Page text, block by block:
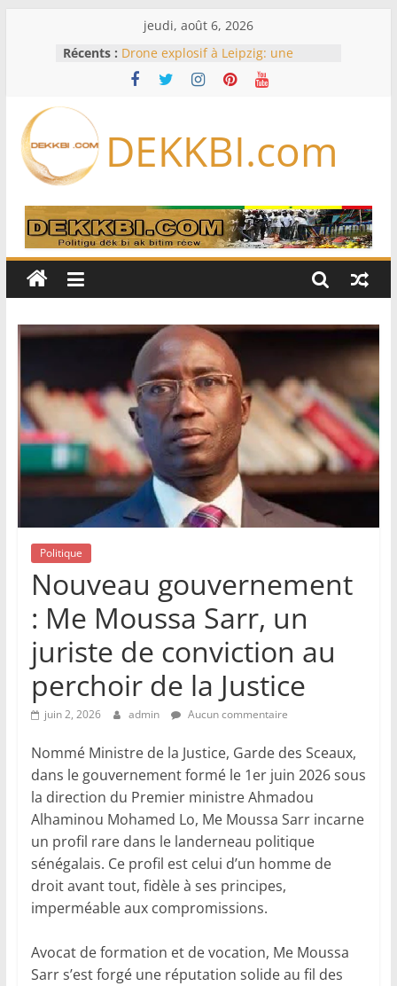
jeudi, août 6, 2026
Récents : Drone explosif à Leipzig: une
menace susceptible d’impliquer
«des puissances étrangères», selon
records dans l’espoir d’un accord
Disney s’associe à TikTok pour tirer
France – Algérie: l’affaire Mehdi
Laribi relance la coopération
policière contre le narcotrafic
Cameroun: pourquoi un
l’armée alors que Paul Biya est hors
DEKKBI.com
Politique
Nouveau gouvernement
: Me Moussa Sarr, un
juriste de conviction au
perchoir de la Justice
juin 2, 2026 admin Aucun commentaire
Nommé Ministre de la Justice, Garde des Sceaux,
dans le gouvernement formé le 1er juin 2026 sous
la direction du Premier ministre Ahmadou
Alhaminou Mohamed Lo, Me Moussa Sarr incarne
un profil rare dans le landerneau politique
sénégalais. Ce profil est celui d’un homme de
droit avant tout, fidèle à ses principes,
imperméable aux compromissions.
Avocat de formation et de vocation, Me Moussa
Sarr s’est forgé une réputation solide au fil des